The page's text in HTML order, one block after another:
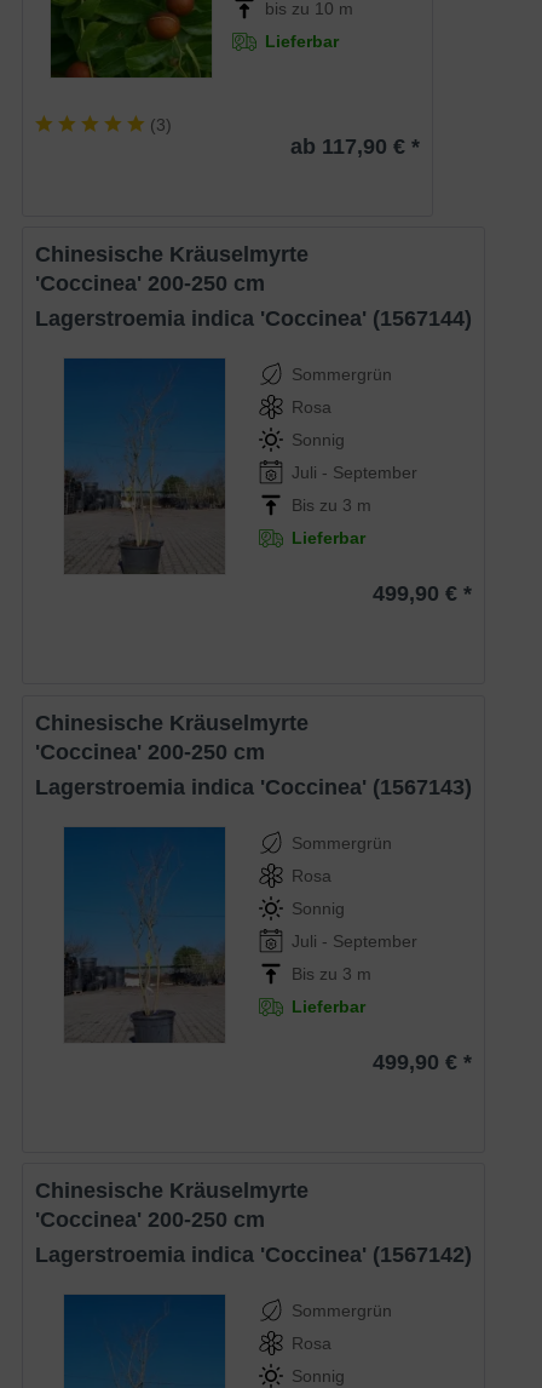
bis zu 10 m
Lieferbar
(3)
ab 117,90 € *
Chinesische Kräuselmyrte
'Coccinea' 200-250 cm
Lagerstroemia indica 'Coccinea' (1567144)
Sommergrün
Rosa
Sonnig
Juli - September
Bis zu 3 m
Lieferbar
499,90 € *
Chinesische Kräuselmyrte
'Coccinea' 200-250 cm
Lagerstroemia indica 'Coccinea' (1567143)
Sommergrün
Rosa
Sonnig
Juli - September
Bis zu 3 m
Lieferbar
499,90 € *
Chinesische Kräuselmyrte
'Coccinea' 200-250 cm
Lagerstroemia indica 'Coccinea' (1567142)
Sommergrün
Rosa
Sonnig